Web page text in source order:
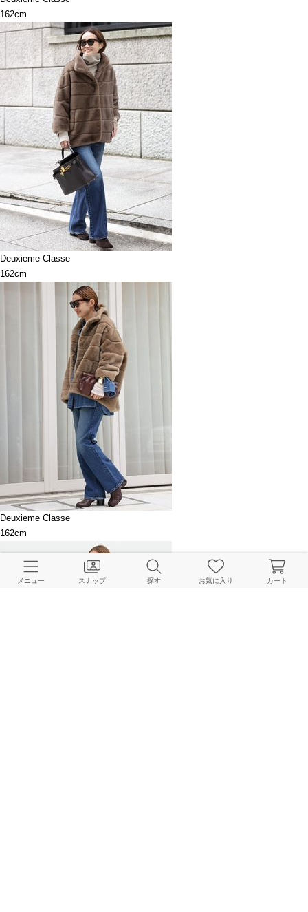
162cm
Deuxieme Classe
162cm
Deuxieme Classe
162cm
メニュー スナップ 探す お気に入り カート